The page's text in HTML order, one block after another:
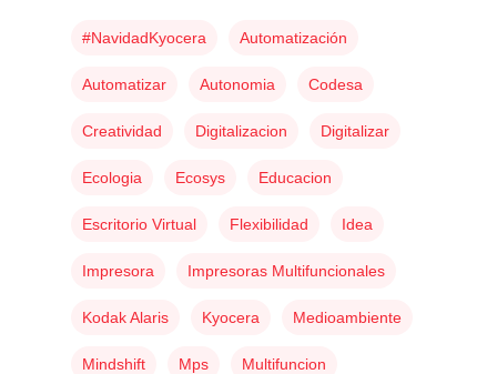
#navidadKyocera Automatización
Automatizar Autonomia Codesa
Creatividad Digitalizacion Digitalizar
Ecologia Ecosys Educacion
Escritorio Virtual Flexibilidad Idea
Impresora Impresoras Multifuncionales
Kodak Alaris Kyocera Medioambiente
Mindshift Mps Multifuncion